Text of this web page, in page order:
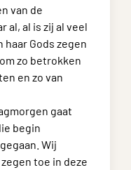
van de
al, al is zij al veel
Gods zegen
zo betrokken
en zo van
gaat
begin
Wij
toe in deze